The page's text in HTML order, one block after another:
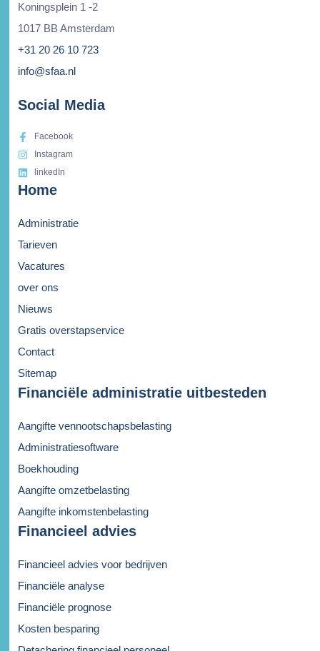
Koningsplein 1 -2
1017 BB Amsterdam
+31 20 26 10 723
info@sfaa.nl
Social Media
Facebook
Instagram
linkedIn
Home
Administratie
Tarieven
Vacatures
over ons
Nieuws
Gratis overstapservice
Contact
Sitemap
Financiële administratie uitbesteden
Aangifte vennootschapsbelasting
Administratiesoftware
Boekhouding
Aangifte omzetbelasting
Aangifte inkomstenbelasting
Financieel advies
Financieel advies voor bedrijven
Financiële analyse
Financiële prognose
Kosten besparing